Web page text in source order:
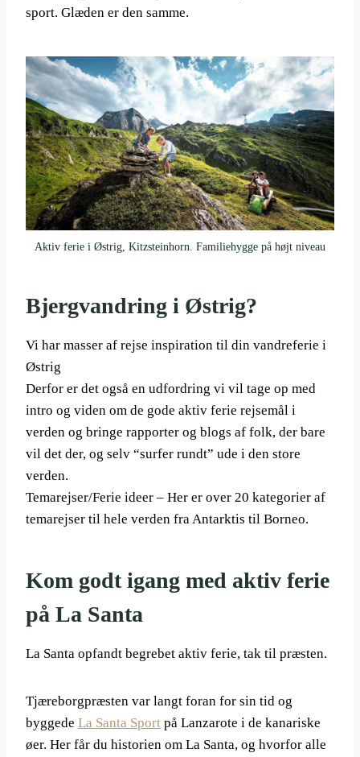
sport. Glæden er den samme.
Aktiv ferie i Østrig, Kitzsteinhorn. Familiehygge på højt niveau
Bjergvandring i Østrig?
Vi har masser af rejse inspiration til din vandreferie i
Østrig
Derfor er det også en udfordring vi vil tage op med
intro og viden om de gode aktiv ferie rejsemål i
verden og bringe rapporter og blogs af folk, der bare
vil det der, og selv “surfer rundt” ude i den store
verden.
Temarejser/Ferie ideer – Her er over 20 kategorier af
temarejser til hele verden fra Antarktis til Borneo.
Kom godt igang med aktiv ferie
på La Santa
La Santa opfandt begrebet aktiv ferie, tak til præsten.
Tjæreborgpræsten var langt foran for sin tid og
byggede La Santa Sport på Lanzarote i de kanariske
øer. Her får du historien om La Santa, og hvorfor alle